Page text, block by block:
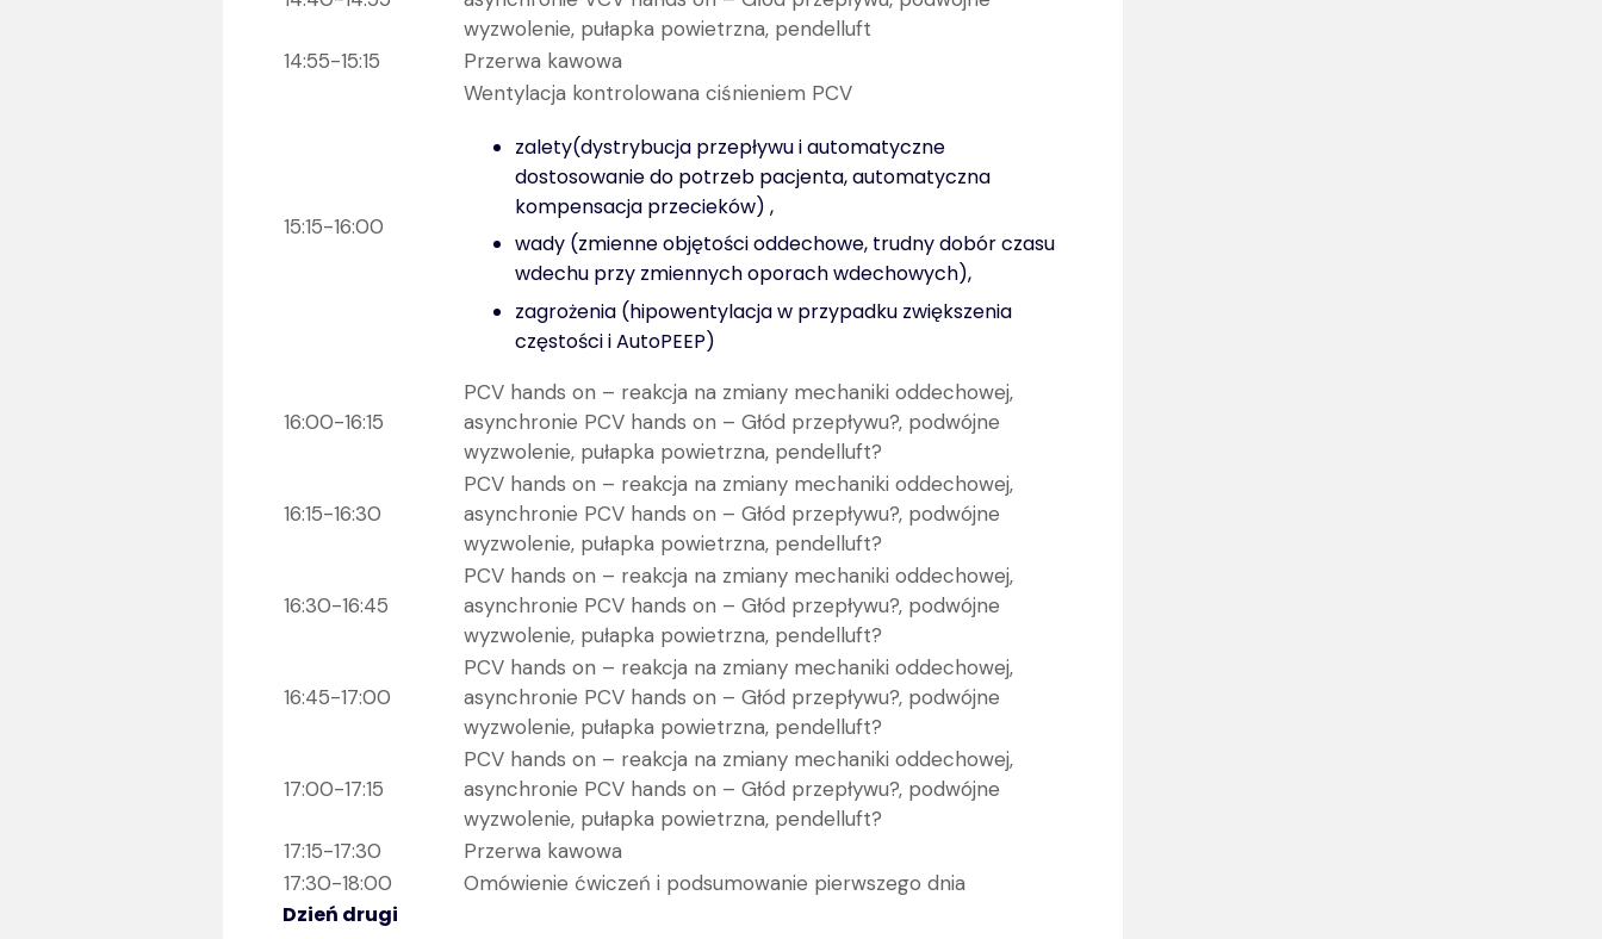
wyzwolenie, pułapka powietrzna, pendelluft
14:55-15:15
Przerwa kawowa
15:15-16:00
Wentylacja kontrolowana ciśnieniem PCV
zalety(dystrybucja przepływu i automatyczne
dostosowanie do potrzeb pacjenta, automatyczna
kompensacja przecieków) ,
wady (zmienne objętości oddechowe, trudny dobór czasu
wdechu przy zmiennych oporach wdechowych),
zagrożenia (hipowentylacja w przypadku zwiększenia
częstości i AutoPEEP)
16:00-16:15
PCV hands on – reakcja na zmiany mechaniki oddechowej,
asynchronie PCV hands on – Głód przepływu?, podwójne
wyzwolenie, pułapka powietrzna, pendelluft?
16:15-16:30
PCV hands on – reakcja na zmiany mechaniki oddechowej,
asynchronie PCV hands on – Głód przepływu?, podwójne
wyzwolenie, pułapka powietrzna, pendelluft?
16:30-16:45
PCV hands on – reakcja na zmiany mechaniki oddechowej,
asynchronie PCV hands on – Głód przepływu?, podwójne
wyzwolenie, pułapka powietrzna, pendelluft?
16:45-17:00
PCV hands on – reakcja na zmiany mechaniki oddechowej,
asynchronie PCV hands on – Głód przepływu?, podwójne
wyzwolenie, pułapka powietrzna, pendelluft?
17:00-17:15
PCV hands on – reakcja na zmiany mechaniki oddechowej,
asynchronie PCV hands on – Głód przepływu?, podwójne
wyzwolenie, pułapka powietrzna, pendelluft?
17:15-17:30
Przerwa kawowa
17:30-18:00
Omówienie ćwiczeń i podsumowanie pierwszego dnia
Dzień drugi